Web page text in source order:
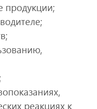
продукции;
реакциях к